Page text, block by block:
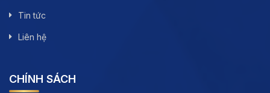
Tin tức
Liên hệ
CHÍNH SÁCH